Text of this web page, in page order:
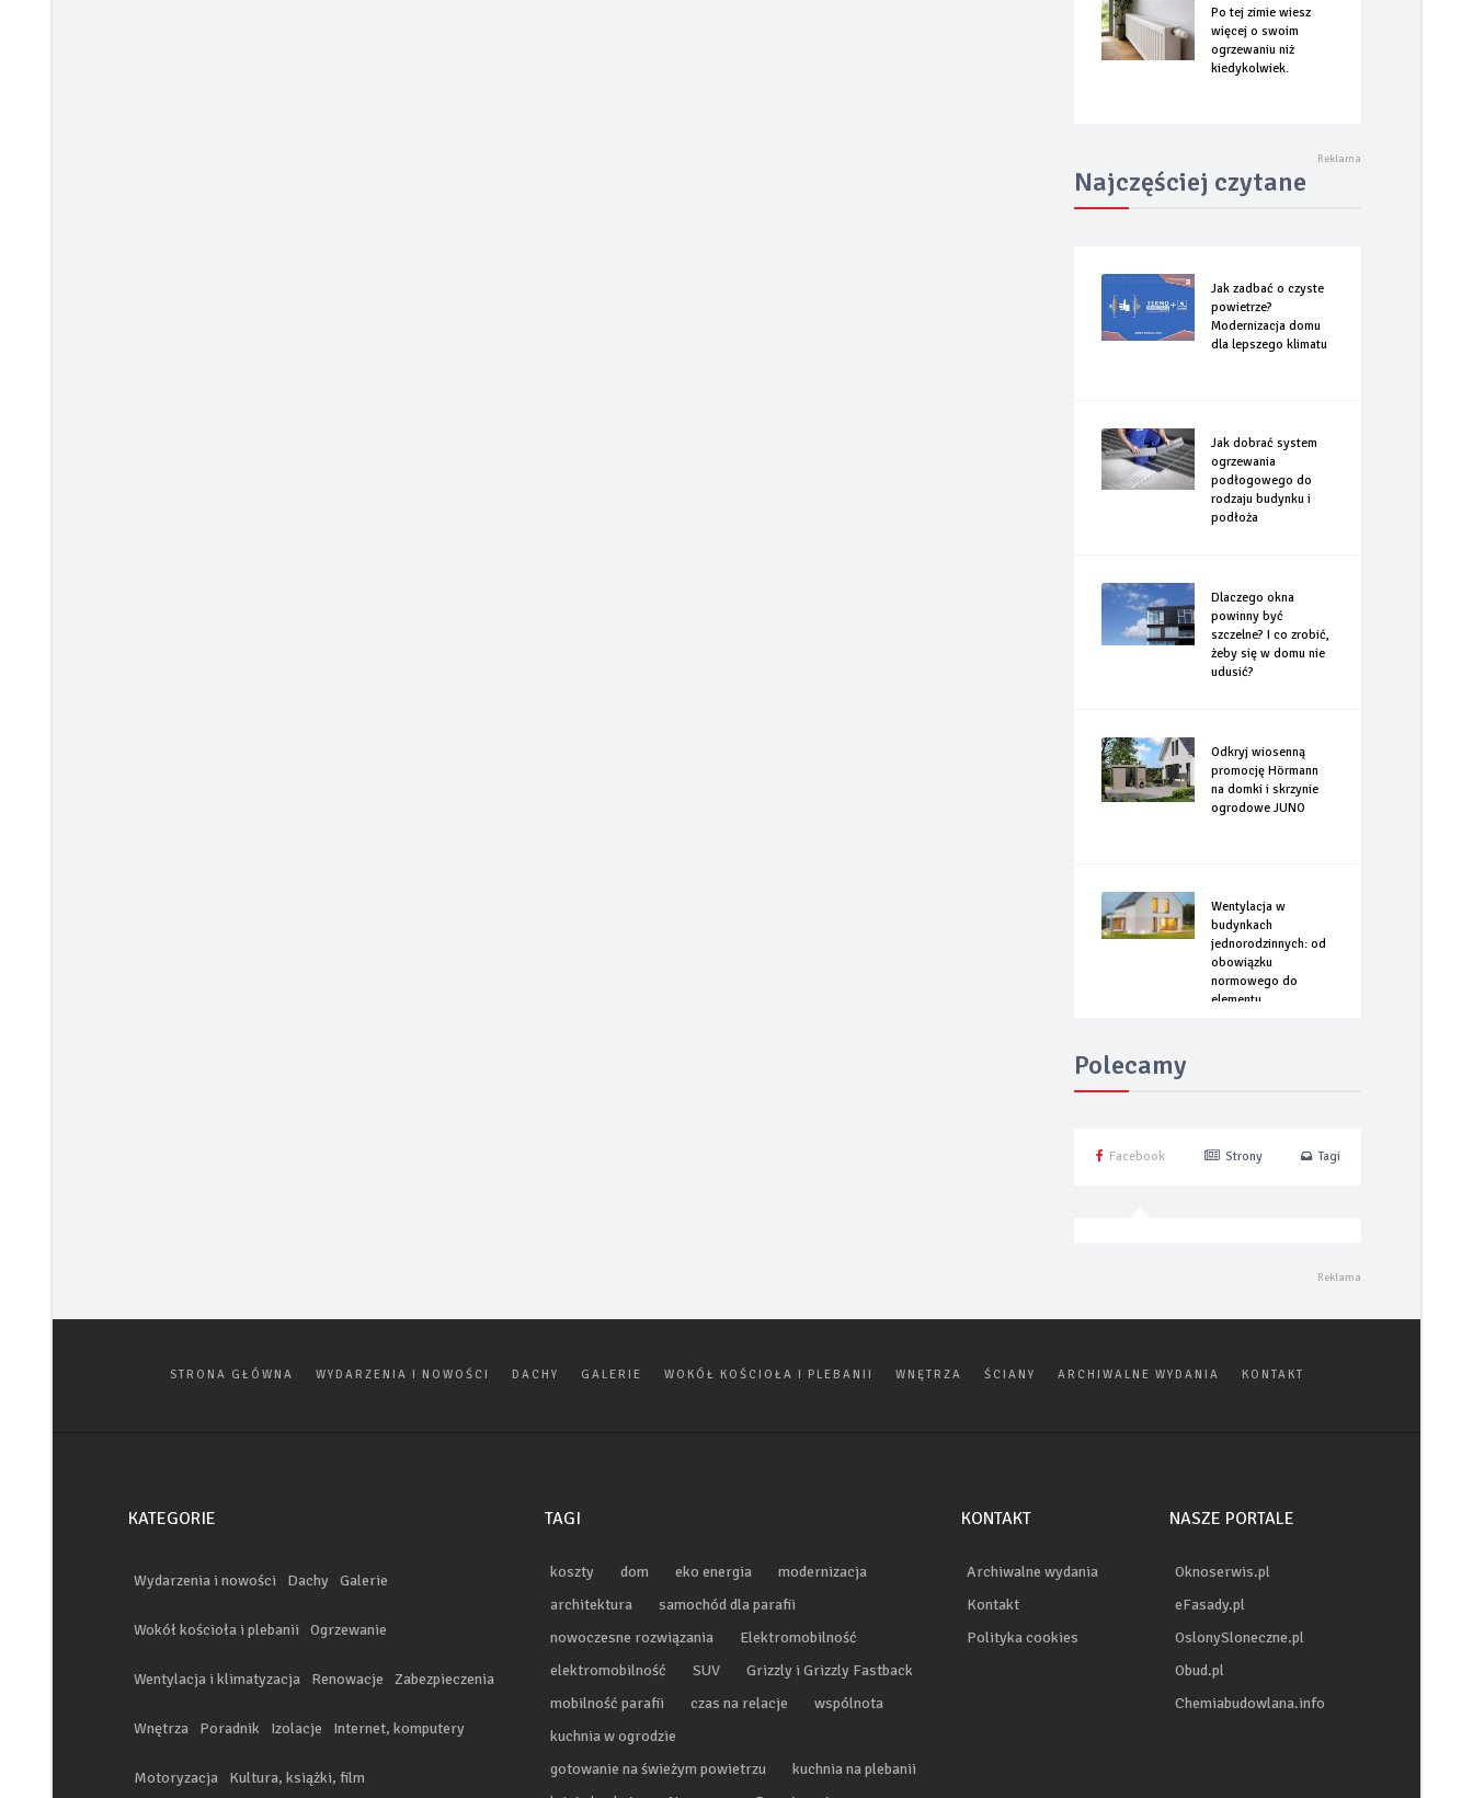
Po tej zimie wiesz
więcej o swoim
ogrzewaniu niż
kiedykolwiek.
Najczęściej czytane
Jak zadbać o czyste
powietrze?
Modernizacja domu
dla lepszego klimatu
Jak dobrać system
ogrzewania
podłogowego do
rodzaju budynku i
podłoża
Dlaczego okna
powinny być
szczelne? I co zrobić,
żeby się w domu nie
udusić?
Odkryj wiosenną
promocję Hörmann
na domki i skrzynie
ogrodowe JUNO
Wentylacja w
budynkach
jednorodzinnych: od
obowiązku
normowego do
elementu
Polecamy
Facebook Strony Tagi
STRONA GŁÓWNA WYDARZENIA I NOWOŚCI DACHY GALERIE WOKÓŁ KOŚCIOŁA I PLEBANII WNĘTRZA ŚCIANY ARCHIWALNE WYDANIA KONTAKT
KATEGORIE
Wydarzenia i nowości Dachy Galerie
Wokół kościoła i plebanii Ogrzewanie
Wentylacja i klimatyzacja Renowacje Zabezpieczenia
Wnętrza Poradnik Izolacje Internet, komputery
Motoryzacja Kultura, książki, film
TAGI
koszty dom eko energia
modernizacja
architektura
samochód dla parafii
nowoczesne rozwiązania
Elektromobilność
elektromobilność
SUV
Grizzly i Grizzly Fastback
mobilność parafii
czas na relacje
wspólnota
kuchnia w ogrodzie
gotowanie na świeżym powietrzu
kuchnia na plebanii
KONTAKT
Archiwalne wydania
Kontakt
Polityka cookies
NASZE PORTALE
Oknoserwis.pl
eFasady.pl
OslonySloneczne.pl
Obud.pl
Chemiabudowlana.info